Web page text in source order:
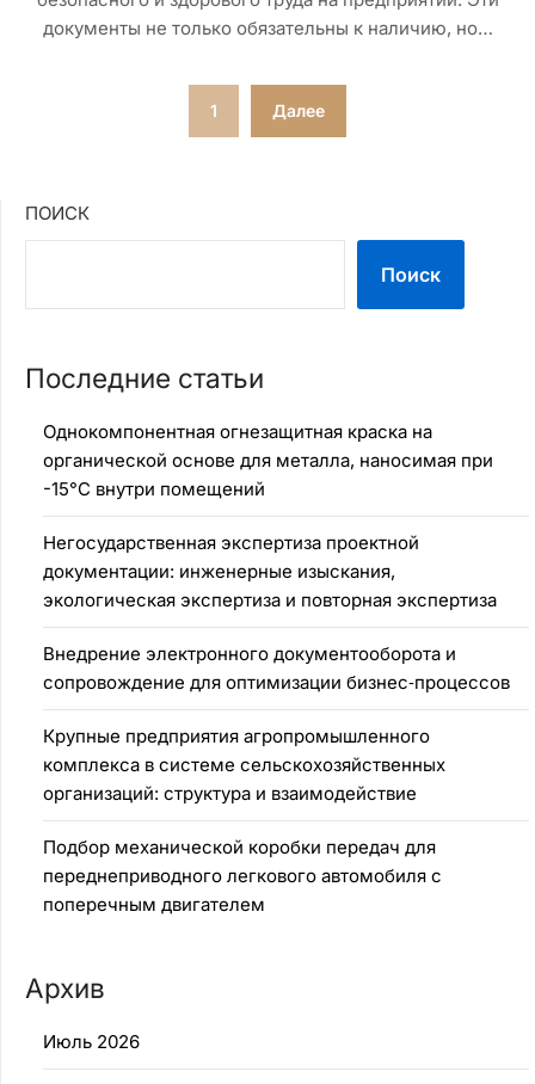
документы не только обязательны к наличию, но…
1 Далее
ПОИСК
Поиск
Последние статьи
Однокомпонентная огнезащитная краска на
органической основе для металла, наносимая при
-15°C внутри помещений
Негосударственная экспертиза проектной
документации: инженерные изыскания,
экологическая экспертиза и повторная экспертиза
Внедрение электронного документооборота и
сопровождение для оптимизации бизнес‑процессов
Крупные предприятия агропромышленного
комплекса в системе сельскохозяйственных
организаций: структура и взаимодействие
Подбор механической коробки передач для
переднеприводного легкового автомобиля с
поперечным двигателем
Архив
Июль 2026